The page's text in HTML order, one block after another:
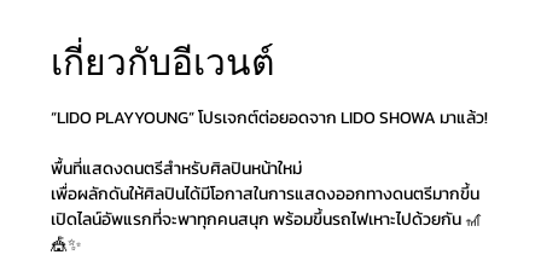
เกี่ยวกับอีเวนต์
“LIDO PLAYYOUNG” โปรเจกต์ต่อยอดจาก LIDO SHOWA มาแล้ว!
พื้นที่แสดงดนตรีสำหรับศิลปินหน้าใหม่
เพื่อผลักดันให้ศิลปินได้มีโอกาสในการแสดงออกทางดนตรีมากขึ้น
เปิดไลน์อัพแรกที่จะพาทุกคนสนุก พร้อมขึ้นรถไฟเหาะไปด้วยกัน 🎢
🎪✨